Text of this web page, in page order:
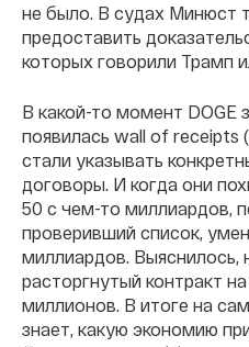
не было. В судах Минюст
предоставить
которых говорили Трамп
В какой-то момент DOGE
появилась wall of receipts
стали указывать
договоры. И когда они
50 с чем-то миллиардов,
проверивший список,
миллиардов. Выяснилось,
расторгнутый контракт
миллионов. В итоге на
знает, какую экономию